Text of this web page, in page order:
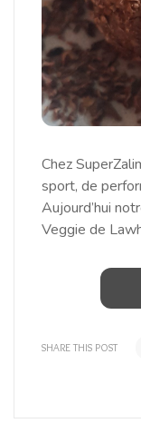
Chez
sport, de
Aujourd’hui
Veggie de
SHARE THIS POST